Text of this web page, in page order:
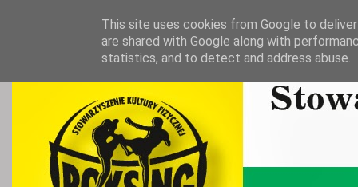
This site uses cookies from Google to
are shared with Google along with
statistics, and to detect and address abuse.